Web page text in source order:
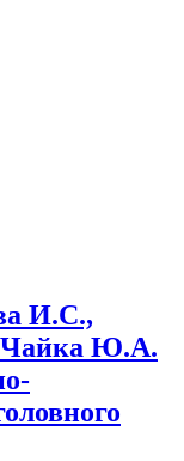
И.С.,
Чайка Ю.А.